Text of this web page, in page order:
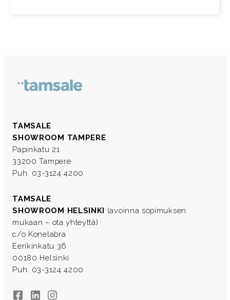
TAMSALE
SHOWROOM TAMPERE
Papinkatu 21
33200 Tampere
Puh. 03-3124 4200
TAMSALE
SHOWROOM HELSINKI (avoinna sopimuksen
mukaan – ota yhteyttä)
c/o Konelabra
Eerikinkatu 36
00180 Helsinki
Puh. 03-3124 4200
FacebookLinkedInInstagram